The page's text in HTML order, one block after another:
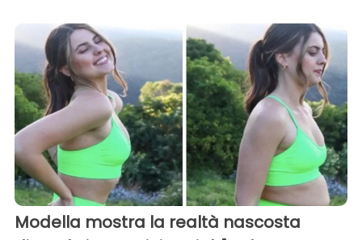
Modella mostra la realtà nascosta